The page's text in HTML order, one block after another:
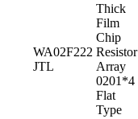
WA02F222
JTL
Thick
Film
Chip
Resistor
Array
0201*4
Flat
Type